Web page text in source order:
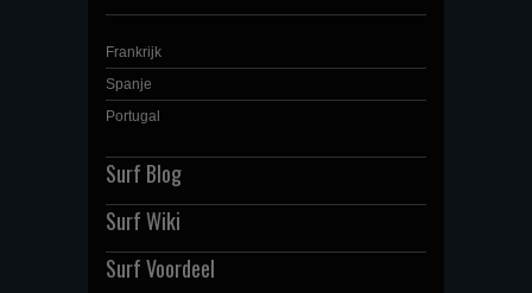
Frankrijk
Spanje
Portugal
Surf Blog
Surf Wiki
Surf Voordeel